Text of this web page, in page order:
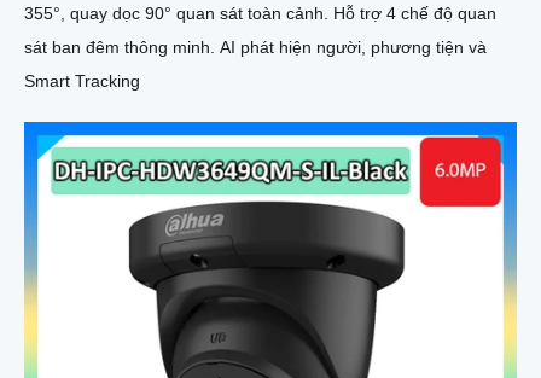
355°, quay dọc 90° quan sát toàn cảnh. Hỗ trợ 4 chế độ quan
sát ban đêm thông minh. AI phát hiện người, phương tiện và
Smart Tracking